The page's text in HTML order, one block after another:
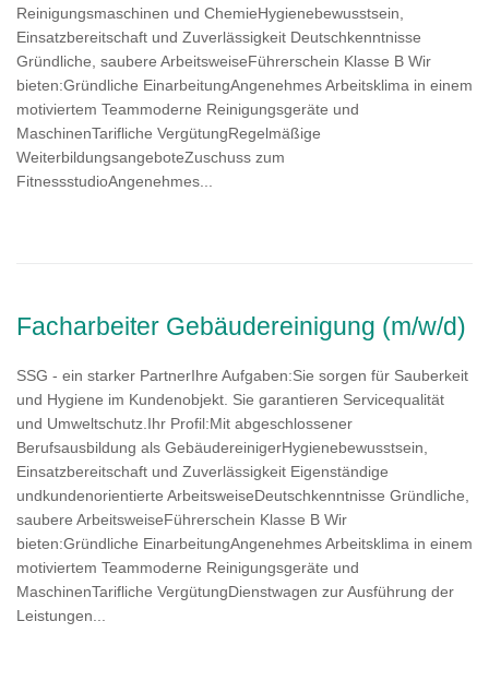
Reinigungsmaschinen und ChemieHygienebewusstsein,
Einsatzbereitschaft und Zuverlässigkeit Deutschkenntnisse
Gründliche, saubere ArbeitsweiseFührerschein Klasse B Wir
bieten:Gründliche EinarbeitungAngenehmes Arbeitsklima in einem
motiviertem Teammoderne Reinigungsgeräte und
MaschinenTarifliche VergütungRegelmäßige
WeiterbildungsangeboteZuschuss zum
FitnessstudioAngenehmes...
Facharbeiter Gebäudereinigung (m/w/d)
SSG - ein starker PartnerIhre Aufgaben:Sie sorgen für Sauberkeit
und Hygiene im Kundenobjekt. Sie garantieren Servicequalität
und Umweltschutz.Ihr Profil:Mit abgeschlossener
Berufsausbildung als GebäudereinigerHygienebewusstsein,
Einsatzbereitschaft und Zuverlässigkeit Eigenständige
undkundenorientierte ArbeitsweiseDeutschkenntnisse Gründliche,
saubere ArbeitsweiseFührerschein Klasse B Wir
bieten:Gründliche EinarbeitungAngenehmes Arbeitsklima in einem
motiviertem Teammoderne Reinigungsgeräte und
MaschinenTarifliche VergütungDienstwagen zur Ausführung der
Leistungen...